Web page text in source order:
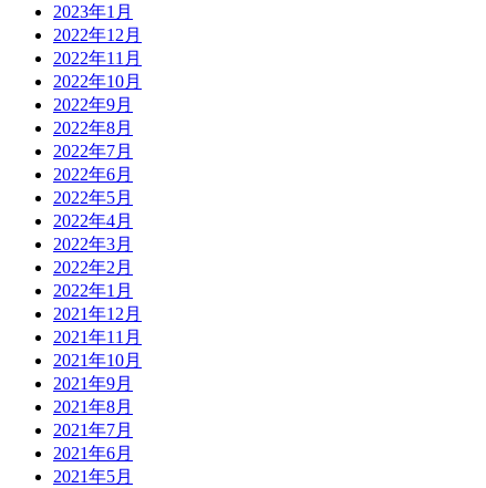
2023年1月
2022年12月
2022年11月
2022年10月
2022年9月
2022年8月
2022年7月
2022年6月
2022年5月
2022年4月
2022年3月
2022年2月
2022年1月
2021年12月
2021年11月
2021年10月
2021年9月
2021年8月
2021年7月
2021年6月
2021年5月